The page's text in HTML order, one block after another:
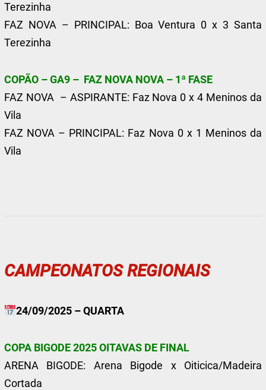
Terezinha
FAZ NOVA – PRINCIPAL: Boa Ventura 0 x 3 Santa
Terezinha
COPÃO – GA9 – FAZ NOVA NOVA – 1ª FASE
FAZ NOVA – ASPIRANTE: Faz Nova 0 x 4 Meninos da
Vila
FAZ NOVA – PRINCIPAL: Faz Nova 0 x 1 Meninos da
Vila
CAMPEONATOS REGIONAIS
24/09/2025 – QUARTA
COPA BIGODE 2025 OITAVAS DE FINAL
ARENA BIGODE: Arena Bigode x Oiticica/Madeira
Cortada